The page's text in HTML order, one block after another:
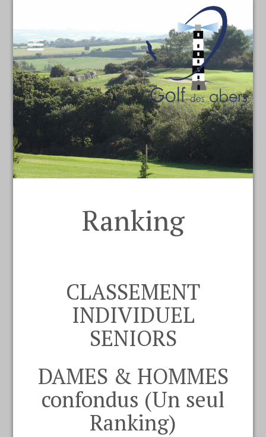
Ranking
CLASSEMENT
INDIVIDUEL
SENIORS
DAMES & HOMMES
confondus (Un seul
Ranking)